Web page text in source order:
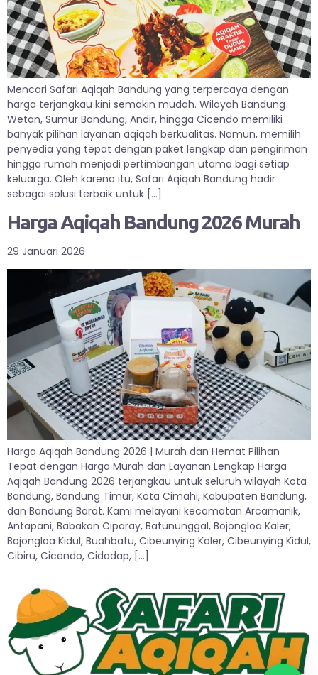
Mencari Safari Aqiqah Bandung yang terpercaya dengan
harga terjangkau kini semakin mudah. Wilayah Bandung
Wetan, Sumur Bandung, Andir, hingga Cicendo memiliki
banyak pilihan layanan aqiqah berkualitas. Namun, memilih
penyedia yang tepat dengan paket lengkap dan pengiriman
hingga rumah menjadi pertimbangan utama bagi setiap
keluarga. Oleh karena itu, Safari Aqiqah Bandung hadir
sebagai solusi terbaik untuk […]
Harga Aqiqah Bandung 2026 Murah
29 Januari 2026
Harga Aqiqah Bandung 2026 | Murah dan Hemat Pilihan
Tepat dengan Harga Murah dan Layanan Lengkap Harga
Aqiqah Bandung 2026 terjangkau untuk seluruh wilayah Kota
Bandung, Bandung Timur, Kota Cimahi, Kabupaten Bandung,
dan Bandung Barat. Kami melayani kecamatan Arcamanik,
Antapani, Babakan Ciparay, Batununggal, Bojongloa Kaler,
Bojongloa Kidul, Buahbatu, Cibeunying Kaler, Cibeunying Kidul,
Cibiru, Cicendo, Cidadap, […]